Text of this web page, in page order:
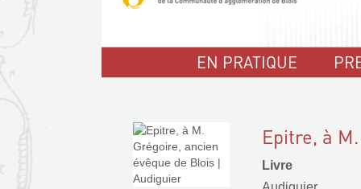
EN PRATIQUE
Epitre, à
Livre